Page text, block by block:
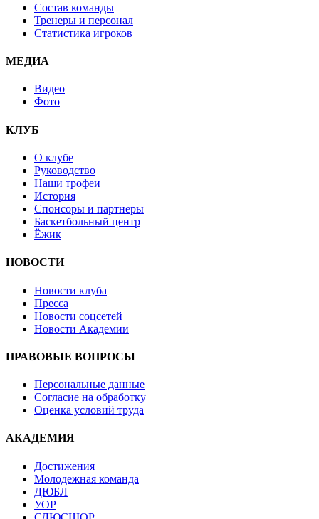
Состав команды
Тренеры и персонал
Статистика игроков
МЕДИА
Видео
Фото
КЛУБ
О клубе
Руководство
Наши трофеи
История
Спонсоры и партнеры
Баскетбольный центр
Ёжик
НОВОСТИ
Новости клуба
Пресса
Новости соцсетей
Новости Академии
ПРАВОВЫЕ ВОПРОСЫ
Персональные данные
Согласие на обработку
Оценка условий труда
АКАДЕМИЯ
Достижения
Молодежная команда
ДЮБЛ
УОР